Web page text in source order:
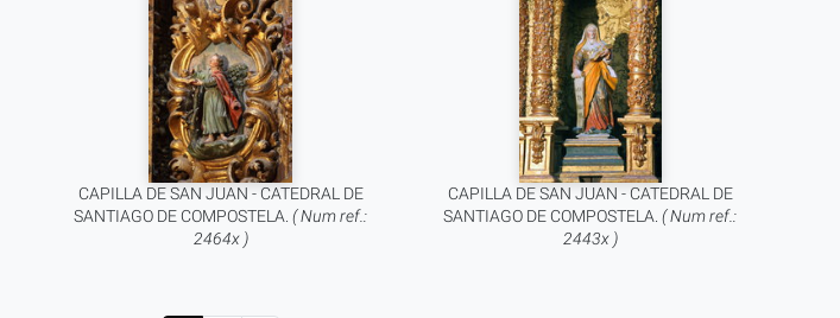
CAPILLA DE SAN JUAN - CATEDRAL DE
SANTIAGO DE COMPOSTELA.( Num ref.:
2464x )
CAPILLA DE SAN JUAN - CATEDRAL DE
SANTIAGO DE COMPOSTELA.( Num ref.:
2443x )